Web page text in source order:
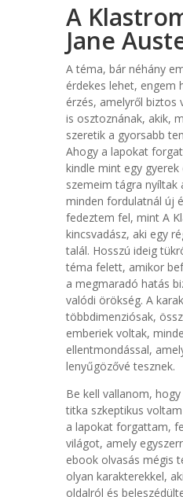
A
Jane
A téma, bár néhány
érdekes lehet, engem
érzés, amelyről biztos
is osztoznának, akik,
szeretik a gyorsabb
Ahogy a lapokat
kindle mint egy
szemeim tágra nyíltak
minden fordulatnál új
fedeztem fel, mint A
kincsvadász, aki egy
talál. Hosszú ideig
téma felett, amikor
a megmaradó hatás
valódi örökség. A
többdimenziósak,
emberiek voltak,
ellentmondással,
lenyűgözővé tesznek.
Be kell vallanom,
titka szkeptikus
a lapokat forgattam,
világot, amely
ebook olvasás mégis
olyan karakterekkel,
oldalról és